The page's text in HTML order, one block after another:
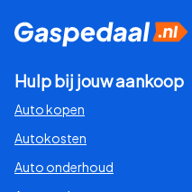
Hulp bij jouw aankoop
Auto kopen
Autokosten
Auto onderhoud